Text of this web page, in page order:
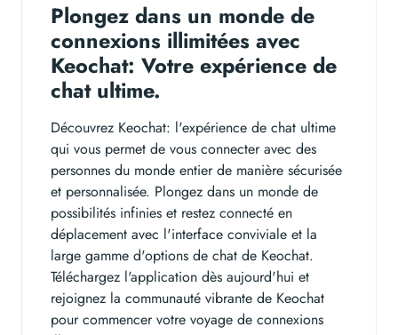
Plongez dans un monde de
connexions illimitées avec
Keochat: Votre expérience de
chat ultime.
Découvrez Keochat: l'expérience de chat ultime
qui vous permet de vous connecter avec des
personnes du monde entier de manière sécurisée
et personnalisée. Plongez dans un monde de
possibilités infinies et restez connecté en
déplacement avec l'interface conviviale et la
large gamme d'options de chat de Keochat.
Téléchargez l'application dès aujourd'hui et
rejoignez la communauté vibrante de Keochat
pour commencer votre voyage de connexions